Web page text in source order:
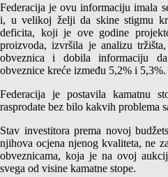
Federacija je ovu informaciju imala
i, u velikoj želji da skine stigmu
deficita, koji je ove godine
proizvoda, izvršila je analizu
obveznica i dobila informaciju
obveznice kreće između 5,2% i 5,3%.
Federacija je postavila kamatnu
rasprodate bez bilo kakvih problema
Stav investitora prema novoj
njihova ocjena njenog kvaliteta, ne
obveznicama, koja je na ovoj
svega od visine kamatne stope.